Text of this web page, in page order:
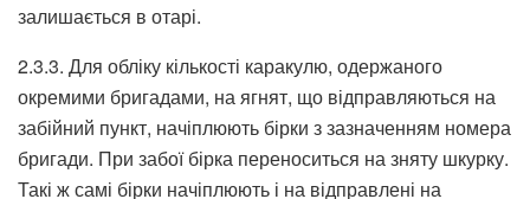
залишається в отарі.
2.3.3. Для обліку кількості каракулю, одержаного
окремими бригадами, на ягнят, що відправляються на
забійний пункт, начіплюють бірки з зазначенням номера
бригади. При забої бірка переноситься на зняту шкурку.
Такі ж самі бірки начіплюють і на відправлені на